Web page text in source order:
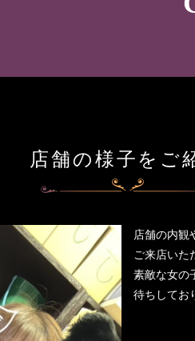
店舗の様子をご
店舗の内観
ご来店いた
素敵な女の
待ちしてお